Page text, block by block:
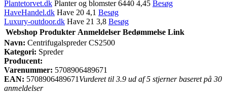
Plantetorvet.dk Planter og blomster 6440 4,45 Besøg
HaveHandel.dk Have 20 4,1 Besøg
Luxury-outdoor.dk Have 21 3,8 Besøg
Webshop Produkter Anmeldelser Bedømmelse Link
Navn: Centrifugalspreder CS2500
Kategori: Spreder
Producent:
Varenummer: 5708906489671
EAN: 5708906489671 Vurderet til 3.9 ud af 5 stjerner baseret på 30
anmeldelser